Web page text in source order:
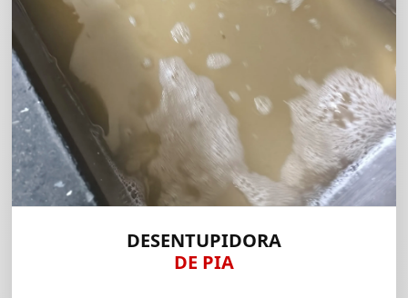
DESENTUPIDORA
DE PIA